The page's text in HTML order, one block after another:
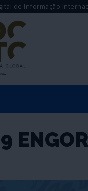
de Informação